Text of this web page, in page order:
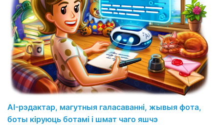
AI-рэдактар, магутныя галасаванні, жывыя фота,
боты кіруюць ботамі і шмат чаго яшчэ